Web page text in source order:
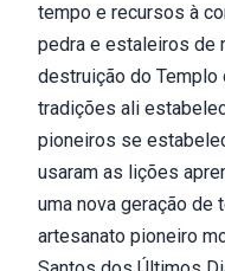
tempo e recursos à
pedra e estaleiros de
destruição do Templo
tradições ali
pioneiros se
usaram as lições
uma nova geração de
artesanato pioneiro